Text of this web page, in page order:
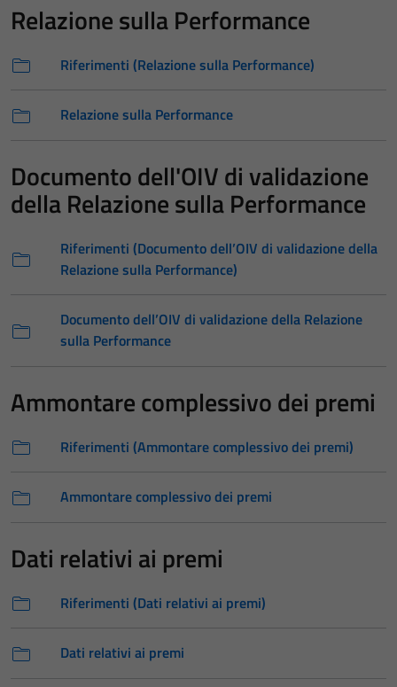
Relazione sulla Performance
Riferimenti (Relazione sulla Performance)
Relazione sulla Performance
Documento dell'OIV di validazione
della Relazione sulla Performance
Riferimenti (Documento dell’OIV di validazione della
Relazione sulla Performance)
Documento dell’OIV di validazione della Relazione
sulla Performance
Ammontare complessivo dei premi
Riferimenti (Ammontare complessivo dei premi)
Ammontare complessivo dei premi
Dati relativi ai premi
Riferimenti (Dati relativi ai premi)
Dati relativi ai premi